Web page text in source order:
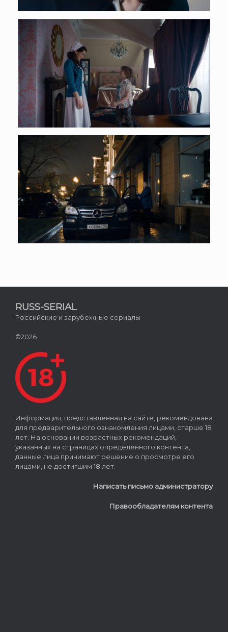
RUSS-SERIAL
Российские и зарубежные сериалы
©2026
Информация, представленная на сайте, рекомендована
для предварительного ознакомления лицами, старше 18
лет. На основании возрастных рекомендаций,
указанных на страницах определённого контента,
данные лица принимают решение о просмотре его
лицами, не достигшим 18 лет.
Написать письмо администратору
Правообладателям контента